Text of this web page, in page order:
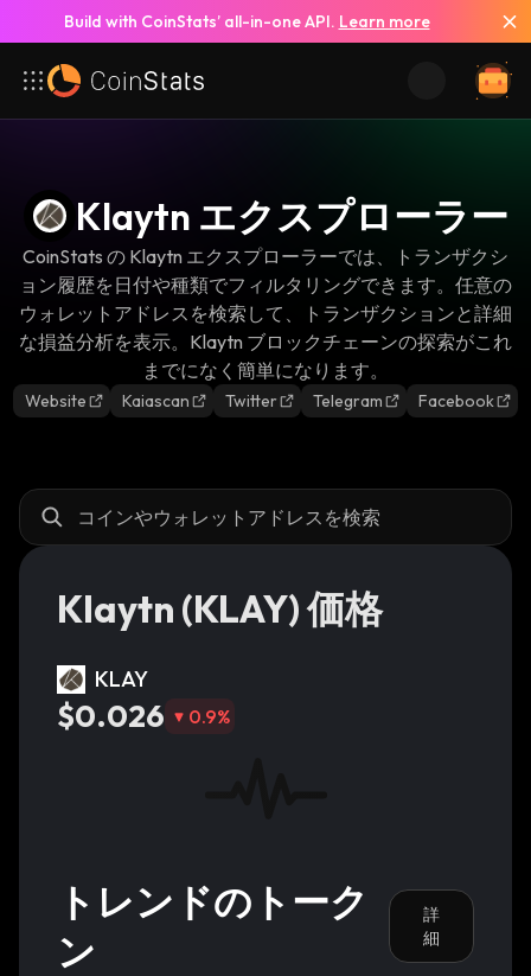
Build with CoinStats’ all-in-one API. Learn more
Klaytn エクスプローラー
CoinStats の Klaytn エクスプローラーでは、トランザクシ
ョン履歴を日付や種類でフィルタリングできます。任意の
ウォレットアドレスを検索して、トランザクションと詳細
な損益分析を表示。Klaytn ブロックチェーンの探索がこれ
までになく簡単になります。
Website Kaiascan Twitter Telegram Facebook
Klaytn (KLAY) 価格
KLAY
$0.026 0.9%
トレンドのトーク
ン
詳
細